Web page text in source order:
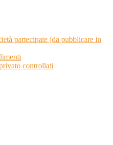
partecipate (da pubblicare in
controllati